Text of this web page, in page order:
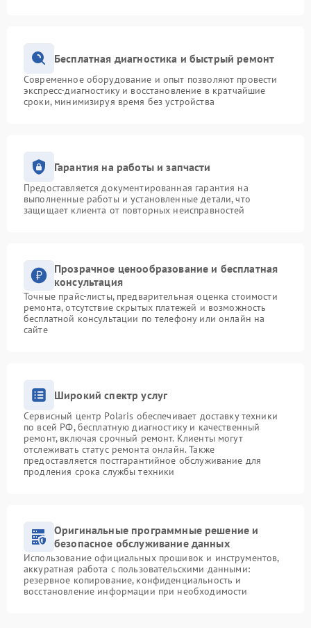
Бесплатная диагностика и быстрый ремонт
Современное оборудование и опыт позволяют провести
экспресс-диагностику и восстановление в кратчайшие
сроки, минимизируя время без устройства
Гарантия на работы и запчасти
Предоставляется документированная гарантия на
выполненные работы и установленные детали, что
защищает клиента от повторных неисправностей
Прозрачное ценообразование и бесплатная
консультация
Точные прайс-листы, предварительная оценка стоимости
ремонта, отсутствие скрытых платежей и возможность
бесплатной консультации по телефону или онлайн на
сайте
Широкий спектр услуг
Сервисный центр Polaris обеспечивает доставку техники
по всей РФ, бесплатную диагностику и качественный
ремонт, включая срочный ремонт. Клиенты могут
отслеживать статус ремонта онлайн. Также
предоставляется постгарантийное обслуживание для
продления срока службы техники
Оригинальные программные решение и
безопасное обслуживание данных
Использование официальных прошивок и инструментов,
аккуратная работа с пользовательскими данными:
резервное копирование, конфиденциальность и
восстановление информации при необходимости